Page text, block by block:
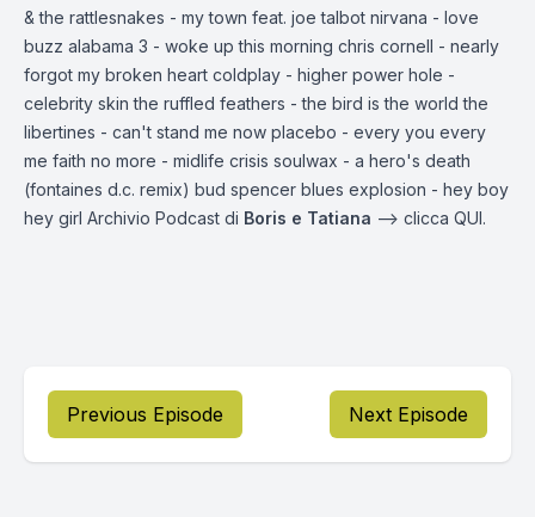
& the rattlesnakes - my town feat. joe talbot nirvana - love
buzz alabama 3 - woke up this morning chris cornell - nearly
forgot my broken heart coldplay - higher power hole -
celebrity skin the ruffled feathers - the bird is the world the
libertines - can't stand me now placebo - every you every
me faith no more - midlife crisis soulwax - a hero's death
(fontaines d.c. remix) bud spencer blues explosion - hey boy
hey girl Archivio Podcast di Boris e Tatiana —-> clicca QUI.
Previous Episode Next Episode